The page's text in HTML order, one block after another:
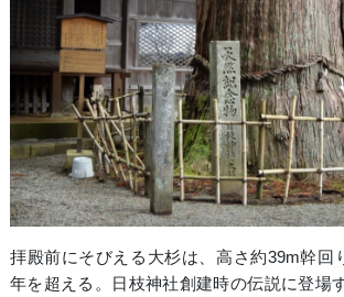
拝殿前にそびえる大杉は、高さ約39m幹回
年を超える。日枝神社創建時の伝説に登場